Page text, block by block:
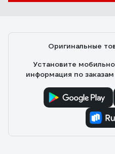
Оригинальные
Установите
информация по